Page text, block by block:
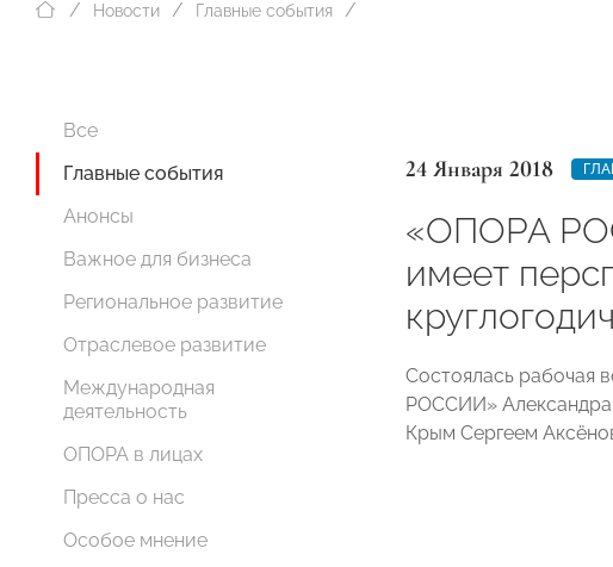
Новости Главные события
Все
Главные события
Анонсы
Важное для бизнеса
Региональное развитие
Отраслевое развитие
Международная
деятельность
ОПОРА в лицах
Пресса о нас
Особое мнение
24 Января 2018
«ОПОРА
имеет
Состоялась рабочая
РОССИИ» Александра
Крым Сергеем